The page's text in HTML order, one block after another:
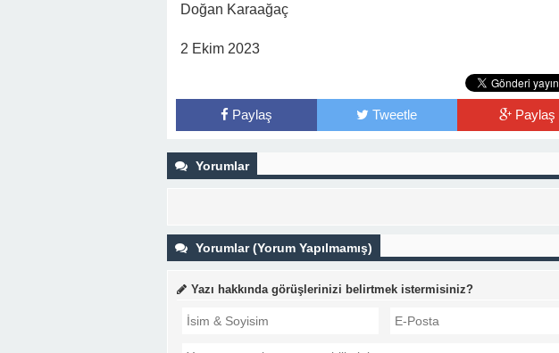
Doğan Karaağaç
2 Ekim 2023
Paylaş Tweetle Paylaş
Yorumlar
Yorumlar (Yorum Yapılmamış)
Yazı hakkında görüşlerinizi belirtmek istermisiniz?